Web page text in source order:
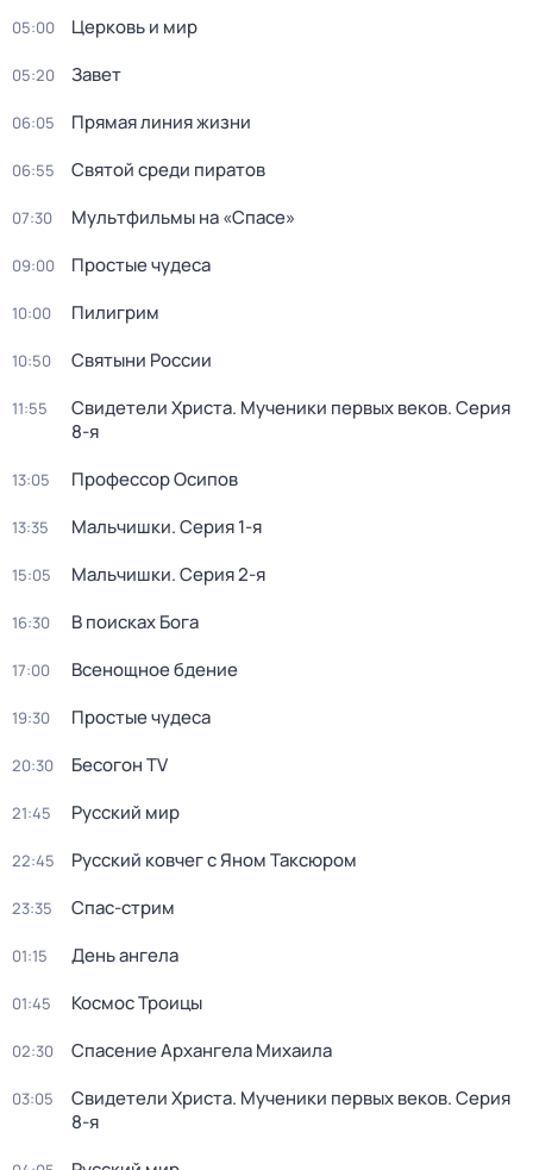
05:00 Церковь и мир
05:20 Завет
06:05 Прямая линия жизни
06:55 Святой среди пиратов
07:30 Мультфильмы нa «Спаcе»
09:00 Простые чудеca
10:00 Пилигрим
10:50 Святыни России
11:55 Свидетели Христа. Мученики первых веков. Серия
8-я
13:05 Профессор Осипов
13:35 Мальчишки. Серия 1-я
15:05 Мальчишки. Серия 2-я
16:30 В поисках Бога
17:00 Всенощное бдение
19:30 Простые чудеca
20:30 Бесогон TV
21:45 Русский мир
22:45 Русский ковчег с Яном Таксюром
23:35 Спас-стрим
01:15 День ангела
01:45 Космос Троицы
02:30 Спасение Архангела Михаила
03:05 Свидетели Христа. Мученики первых веков. Серия
8-я